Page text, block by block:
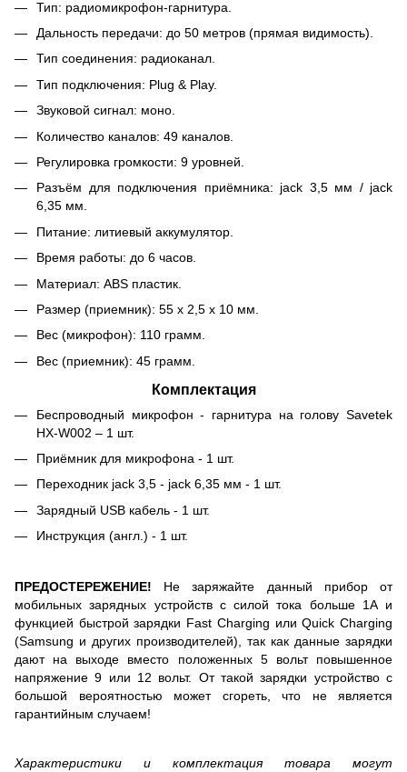
Тип: радиомикрофон-гарнитура.
Дальность передачи: до 50 метров (прямая видимость).
Тип соединения: радиоканал.
Тип подключения: Plug & Play.
Звуковой сигнал: моно.
Количество каналов: 49 каналов.
Регулировка громкости: 9 уровней.
Разъём для подключения приёмника: jack 3,5 мм / jack
6,35 мм.
Питание: литиевый аккумулятор.
Время работы: до 6 часов.
Материал: ABS пластик.
Размер (приемник): 55 х 2,5 х 10 мм.
Вес (микрофон): 110 грамм.
Вес (приемник): 45 грамм.
Комплектация
Беспроводный микрофон - гарнитура на голову Savetek
HX-W002 – 1 шт.
Приёмник для микрофона - 1 шт.
Переходник jack 3,5 - jack 6,35 мм - 1 шт.
Зарядный USB кабель - 1 шт.
Инструкция (англ.) - 1 шт.
ПРЕДОСТЕРЕЖЕНИЕ! Не заряжайте данный прибор от
мобильных зарядных устройств с силой тока больше 1А и
функцией быстрой зарядки Fast Charging или Quick Charging
(Samsung и других производителей), так как данные зарядки
дают на выходе вместо положенных 5 вольт повышенное
напряжение 9 или 12 вольт. От такой зарядки устройство с
большой вероятностью может сгореть, что не является
гарантийным случаем!
Характеристики и комплектация товара могут